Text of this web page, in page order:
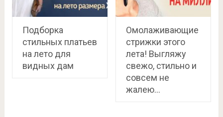
Подборка
стильных платьев
на лето для
видных дам
Омолаживающие
стрижки этого
лета! Выгляжу
свежо, стильно и
совсем не
жалею…